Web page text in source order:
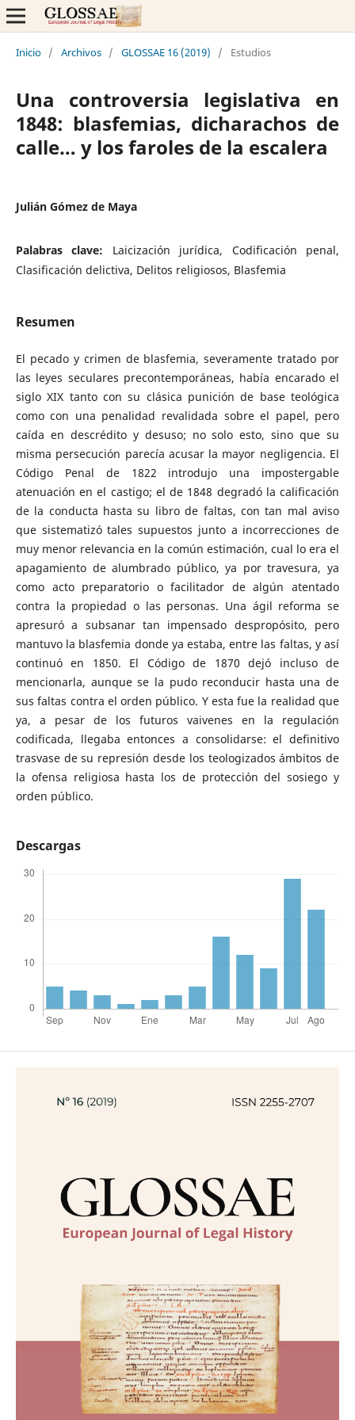
Inicio / Archivos / GLOSSAE 16 (2019) / Estudios
Una controversia legislativa en
1848: blasfemias, dicharachos de
calle… y los faroles de la escalera
Julián Gómez de Maya
Palabras clave: Laicización jurídica, Codificación penal,
Clasificación delictiva, Delitos religiosos, Blasfemia
Resumen
El pecado y crimen de blasfemia, severamente tratado por
las leyes seculares precontemporáneas, había encarado el
siglo XIX tanto con su clásica punición de base teológica
como con una penalidad revalidada sobre el papel, pero
caída en descrédito y desuso; no solo esto, sino que su
misma persecución parecía acusar la mayor negligencia. El
Código Penal de 1822 introdujo una impostergable
atenuación en el castigo; el de 1848 degradó la calificación
de la conducta hasta su libro de faltas, con tan mal aviso
que sistematizó tales supuestos junto a incorrecciones de
muy menor relevancia en la común estimación, cual lo era el
apagamiento de alumbrado público, ya por travesura, ya
como acto preparatorio o facilitador de algún atentado
contra la propiedad o las personas. Una ágil reforma se
apresuró a subsanar tan impensado despropósito, pero
mantuvo la blasfemia donde ya estaba, entre las faltas, y así
continuó en 1850. El Código de 1870 dejó incluso de
mencionarla, aunque se la pudo reconducir hasta una de
sus faltas contra el orden público. Y esta fue la realidad que
ya, a pesar de los futuros vaivenes en la regulación
codificada, llegaba entonces a consolidarse: el definitivo
trasvase de su represión desde los teologizados ámbitos de
la ofensa religiosa hasta los de protección del sosiego y
orden público.
Descargas